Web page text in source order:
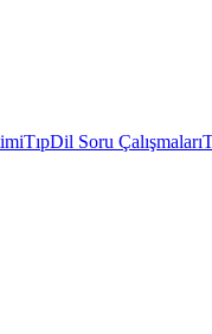
TıpDil Soru Çalışmaları